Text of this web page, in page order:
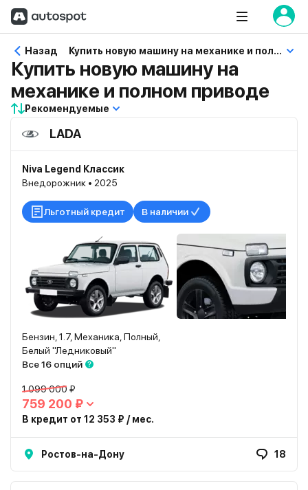
Назад Купить новую машину на механике и полном приводе
Купить новую машину на
механике и полном приводе
Рекомендуемые
LADA
Niva Legend Классик
Внедорожник • 2025
Льготный кредит В наличии
Бензин, 1.7, Механика, Полный,
Белый "Ледниковый"
Все 16 опций
1 099 000 ₽
759 200 ₽
В кредит от 12 353 ₽ / мес.
Ростов-на-Дону 18